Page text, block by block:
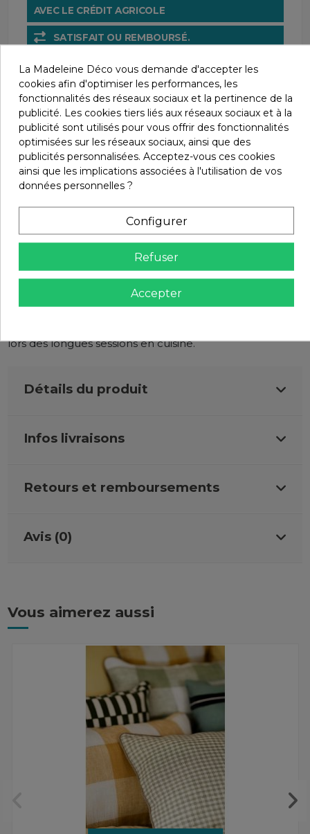
AVEC LE CRÉDIT AGRICOLE
SATISFAIT OU REMBOURSÉ.
Description
Grâce à son style et sa coupe, cetablier de
s’ajustera parfaitement à votre morphologie.
Il vous offrira un confort inégalé même lors des
préparations les plus exigeantes.
lors des longues sessions en cuisine.
Détails du produit
Infos livraisons
Retours et remboursements
Avis (0)
Vous aimerez aussi
La Madeleine Déco vous demande d'accepter les
cookies afin d'optimiser les performances, les
fonctionnalités des réseaux sociaux et la pertinence de la
publicité. Les cookies tiers liés aux réseaux sociaux et à la
publicité sont utilisés pour vous offrir des fonctionnalités
optimisées sur les réseaux sociaux, ainsi que des
publicités personnalisées. Acceptez-vous ces cookies
ainsi que les implications associées à l'utilisation de vos
données personnelles ?
Configurer
Refuser
Accepter